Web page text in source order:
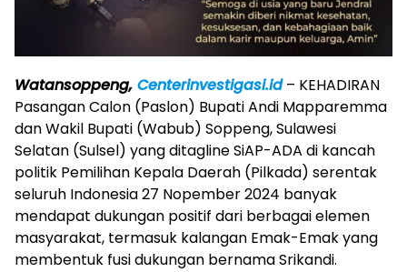
Watansoppeng, Centerinvestigasi.id– KEHADIRAN
Pasangan Calon (Paslon) Bupati Andi Mapparemma
dan Wakil Bupati (Wabub) Soppeng, Sulawesi
Selatan (Sulsel) yang ditagline SiAP-ADA di kancah
politik Pemilihan Kepala Daerah (Pilkada) serentak
seluruh Indonesia 27 Nopember 2024 banyak
mendapat dukungan positif dari berbagai elemen
masyarakat, termasuk kalangan Emak-Emak yang
membentuk fusi dukungan bernama Srikandi.